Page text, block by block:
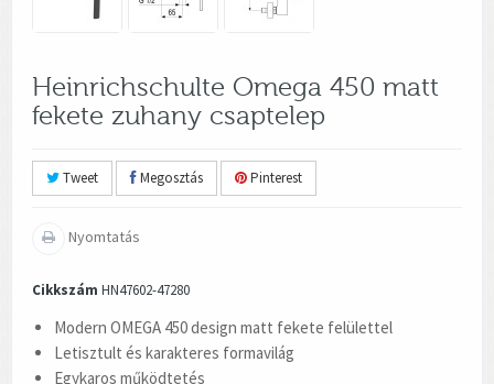
Heinrichschulte Omega 450 matt
fekete zuhany csaptelep
Tweet Megosztás Pinterest
Nyomtatás
Cikkszám HN47602-47280
Modern OMEGA 450 design matt fekete felülettel
Letisztult és karakteres formavilág
Egykaros működtetés